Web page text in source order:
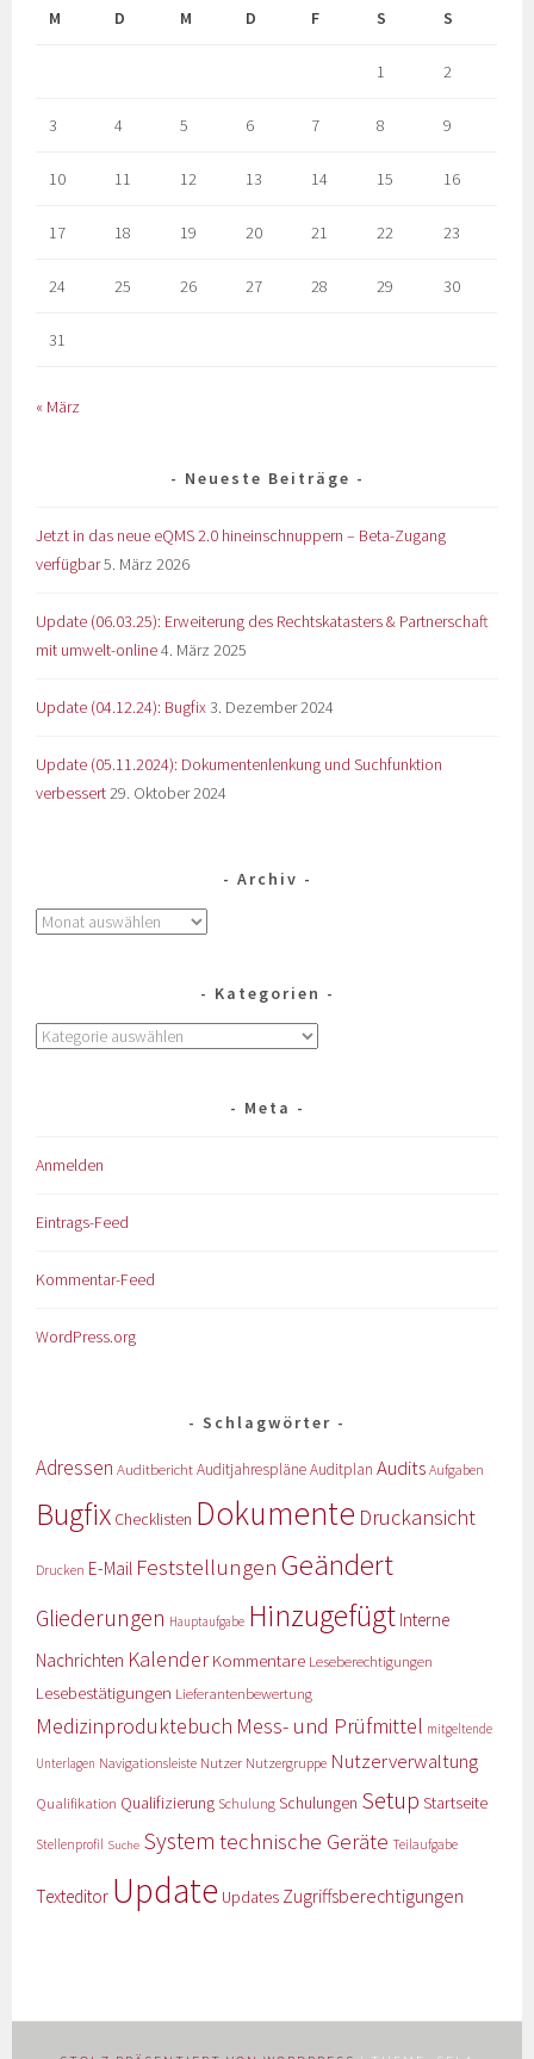
M
D M D F S S
1 2
3 4 5 6 7 8 9
10 11 12 13 14 15 16
17 18 19 20 21 22 23
24 25 26 27 28 29 30
31
« März
Neueste Beiträge
Jetzt in das neue eQMS 2.0 hineinschnuppern – Beta-Zugang
verfügbar5. März 2026
Update (06.03.25): Erweiterung des Rechtskatasters & Partnerschaft
mit umwelt-online4. März 2025
Update (04.12.24): Bugfix3. Dezember 2024
Update (05.11.2024): Dokumentenlenkung und Suchfunktion
verbessert29. Oktober 2024
Archiv
Kategorien
Meta
Anmelden
Eintrags-Feed
Kommentar-Feed
WordPress.org
Schlagwörter
Adressen AuditberichtAuditjahrespläneAuditplan Audits Aufgaben
Bugfix Checklisten Dokumente Druckansicht
Drucken E-Mail Feststellungen Geändert
Gliederungen Hauptaufgabe Hinzugefügt Interne
Nachrichten KalenderKommentare Leseberechtigungen
Lesebestätigungen Lieferantenbewertung
Medizinproduktebuch Mess- und Prüfmittel mitgeltende
Unterlagen Navigationsleiste Nutzer Nutzergruppe Nutzerverwaltung
Qualifikation Qualifizierung Schulung Schulungen Setup Startseite
Stellenprofil Suche System technische Geräte Teilaufgabe
Texteditor Update Updates Zugriffsberechtigungen